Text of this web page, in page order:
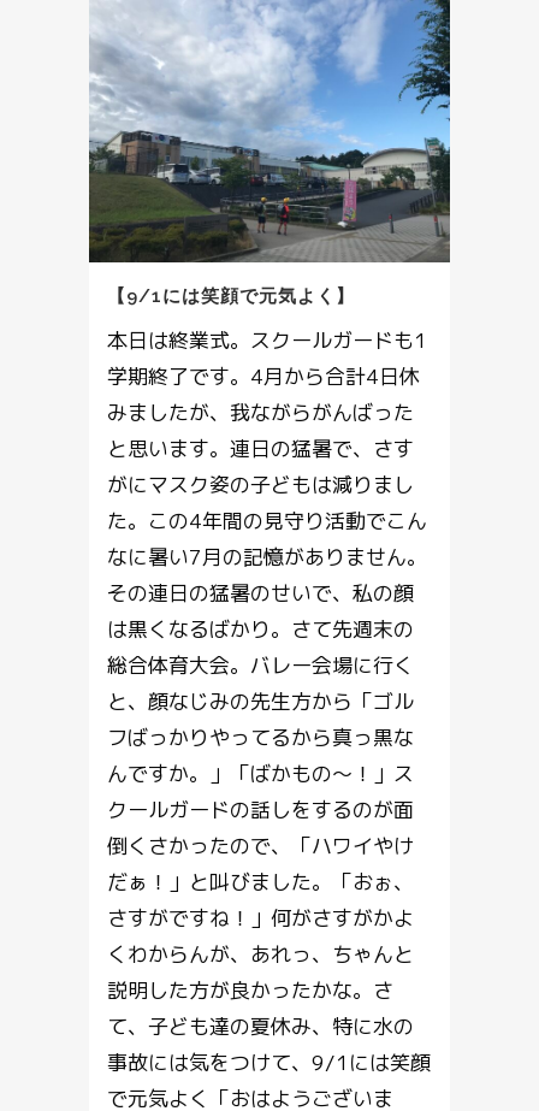
【9/1には笑顔で元気よく】
本日は終業式。スクールガードも1
学期終了です。4月から合計4日休
みましたが、我ながらがんばった
と思います。連日の猛暑で、さす
がにマスク姿の子どもは減りまし
た。この4年間の見守り活動でこん
なに暑い7月の記憶がありません。
その連日の猛暑のせいで、私の顔
は黒くなるばかり。さて先週末の
総合体育大会。バレー会場に行く
と、顔なじみの先生方から「ゴル
フばっかりやってるから真っ黒な
んですか。」「ばかもの～！」ス
クールガードの話しをするのが面
倒くさかったので、「ハワイやけ
だぁ！」と叫びました。「おぉ、
さすがですね！」何がさすがかよ
くわからんが、あれっ、ちゃんと
説明した方が良かったかな。さ
て、子ども達の夏休み、特に水の
事故には気をつけて、9/1には笑顔
で元気よく「おはようございま